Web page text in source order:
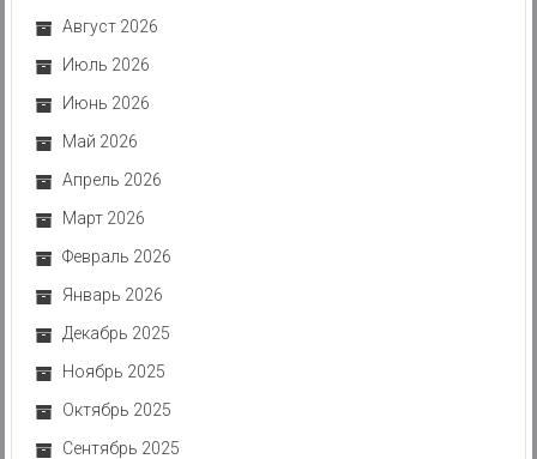
Август 2026
Июль 2026
Июнь 2026
Май 2026
Апрель 2026
Март 2026
Февраль 2026
Январь 2026
Декабрь 2025
Ноябрь 2025
Октябрь 2025
Сентябрь 2025